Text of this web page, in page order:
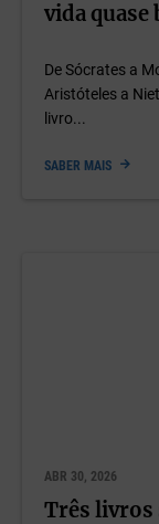
vida quase
De Sócrates a
Aristóteles a
livro...
SABER MAIS
ABR 30, 2026
Três livros